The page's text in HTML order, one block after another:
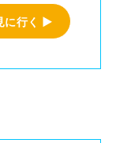
に行く ▶